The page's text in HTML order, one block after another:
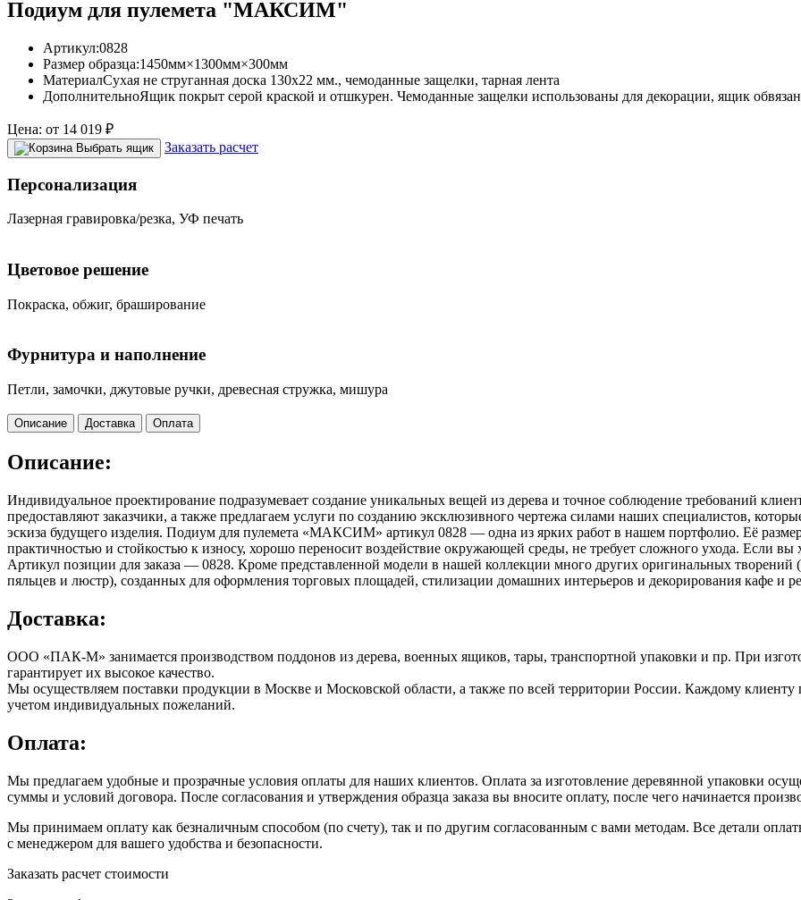
Подиум для пулемета "МАКСИМ"
Артикул:0828
Размер образца:1450мм×1300мм×300мм
МатериалCухая не струганная доска 130х22 мм., чемоданные защелки, тарная лента
ДополнительноЯщик покрыт серой краской и отшкурен. Чемоданные защелки использованы для декорации, ящик
Цена: от 14 019 ₽
Выбрать ящик Заказать расчет
Персонализация
Лазерная гравировка/резка, УФ печать
Цветовое решение
Покраска, обжиг, браширование
Фурнитура и наполнение
Петли, замочки, джутовые ручки, древесная стружка, мишура
Описание Доставка Оплата
Описание:
Индивидуальное проектирование подразумевает создание уникальных вещей из дерева и точное соблюдение требований
предоставляют заказчики, а также предлагаем услуги по созданию эксклюзивного чертежа силами наших специалистов,
эскиза будущего изделия. Подиум для пулемета «МАКСИМ» артикул 0828 — одна из ярких работ в нашем портфолио. Её
практичностью и стойкостью к износу, хорошо переносит воздействие окружающей среды, не требует сложного ухода. Если вы
Артикул позиции для заказа — 0828. Кроме представленной модели в нашей коллекции много других оригинальных
пяльцев и люстр), созданных для оформления торговых площадей, стилизации домашних интерьеров и декорирования кафе и
Доставка:
ООО «ПАК-М» занимается производством поддонов из дерева, военных ящиков, тары, транспортной упаковки и пр. При
гарантирует их высокое качество.
Мы осуществляем поставки продукции в Москве и Московской области, а также по всей территории России. Каждому клиенту
учетом индивидуальных пожеланий.
Оплата:
Мы предлагаем удобные и прозрачные условия оплаты для наших клиентов. Оплата за изготовление деревянной упаковки
суммы и условий договора. После согласования и утверждения образца заказа вы вносите оплату, после чего начинается
Мы принимаем оплату как безналичным способом (по счету), так и по другим согласованным с вами методам. Все детали
с менеджером для вашего удобства и безопасности.
Заказать расчет стоимости